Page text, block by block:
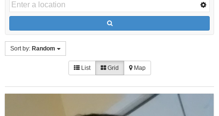
Sort by: Random
List Grid Map